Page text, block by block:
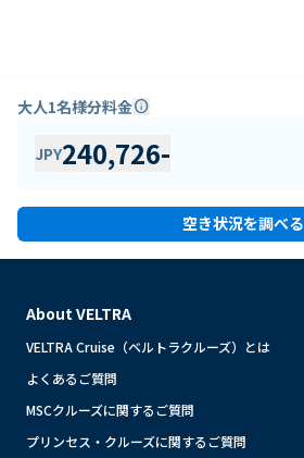
大人1名様分料金info
JPY240,726-
空き状況を調べる
About VELTRA
VELTRA Cruise（ベルトラクルーズ）とは
よくあるご質問
MSCクルーズに関するご質問
プリンセス・クルーズに関するご質問